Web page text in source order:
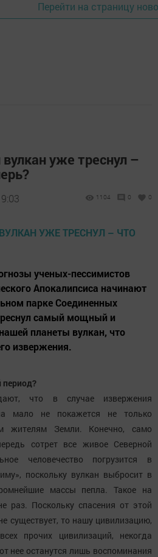
Перейти на страницу
уже треснул –
1104 0 0
ученых-пессимистов
Апокалипсиса начинают
парке Соединенных
самый мощный и
планеты вулкан, что
извержения.
что в случае извержения
мало не покажется не только
жителям Земли. Конечно, само
сотрет все живое Северной
человечество погрузится в
поскольку вулкан выбросит в
массы пепла. Такое на
раз. Поскольку спасения от этой
существует, то нашу цивилизацию,
прочих цивилизаций, некогда
нее останутся лишь воспоминания